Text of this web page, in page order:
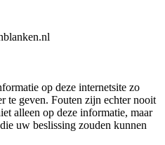
op deze internetsite zo
te geven. Fouten zijn echter nooit
alleen op deze informatie, maar
uw beslissing zouden kunnen